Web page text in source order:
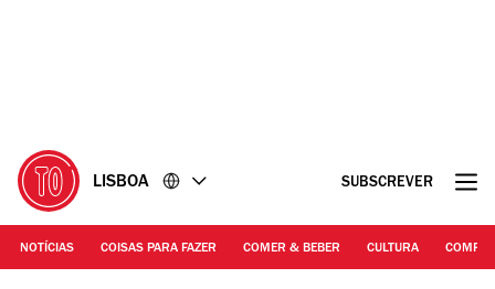
LISBOA SUBSCREVER
NOTÍCIAS COISAS PARA FAZER COMER & BEBER CULTURA
Fotografia: Arlindo Camacho